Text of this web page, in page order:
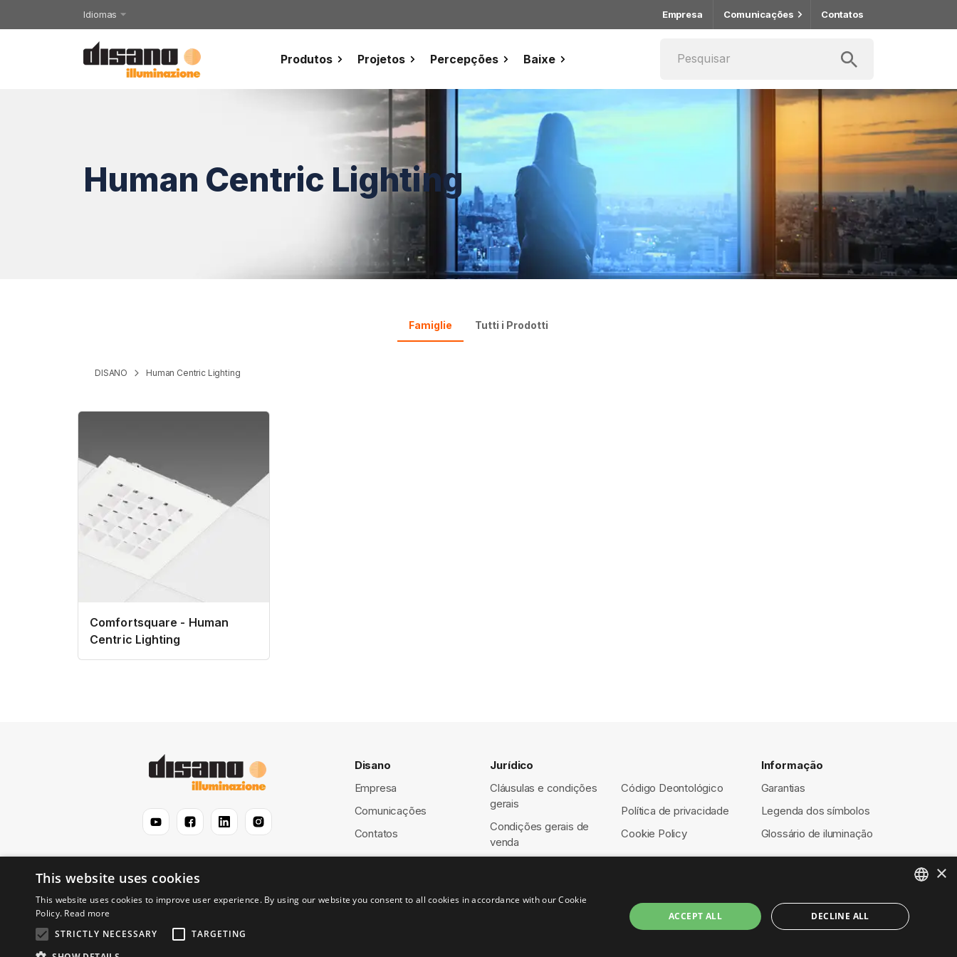
Idiomas Empresa Comunicações Contatos
Produtos Projetos Percepções Baixe
Human Centric Lighting
Famiglie Tutti i Prodotti
DISANO Human Centric Lighting
Comfortsquare - Human
Centric Lighting
Disano
Empresa
Comunicações
Contatos
Jurídico
Cláusulas e condições
gerais
Condições gerais de
venda
Código Deontológico
Política de privacidade
Cookie Policy
Informação
Garantias
Legenda dos símbolos
Glossário de iluminação
ENGLISH
×
This website uses cookies
This website uses cookies to improve user experience. By using our website you consent to all cookies in accordance with our Cookie
Policy. Read more
STRICTLY NECESSARY
TARGETING
ACCEPT ALL DECLINE ALL